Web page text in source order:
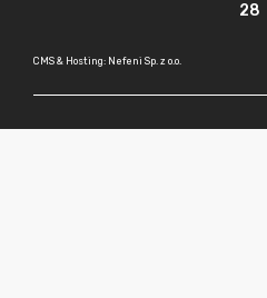
28
CMS & Hosting: Nefeni Sp. z o.o.